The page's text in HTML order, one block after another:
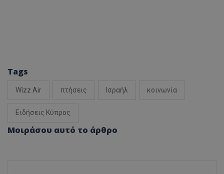
Tags
Wizz Air πτήσεις Ισραήλ κοινωνία
Ειδήσεις Κύπρος
Μοιράσου αυτό το άρθρο